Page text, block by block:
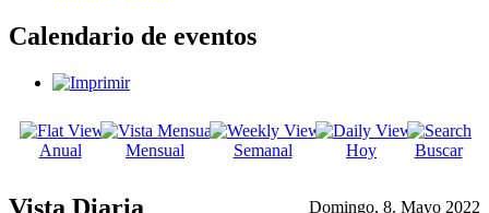
Calendario de eventos
Anual Mensual Semanal Hoy Buscar
Vista Diaria Domingo, 8. Mayo 2022